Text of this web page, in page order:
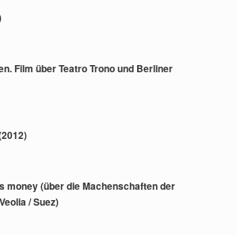
Film über Teatro Trono und Berliner
money (über die Machenschaften der
/ Suez)